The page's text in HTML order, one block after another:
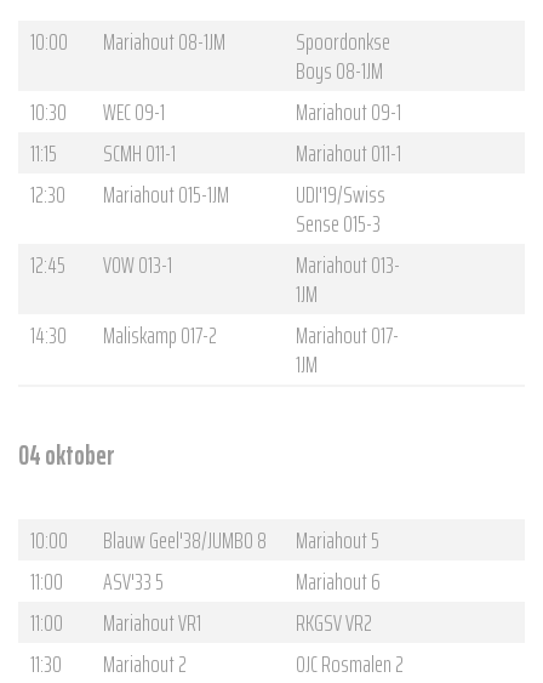
10:00 Mariahout O8-1JM
Spoordonkse
Boys O8-1JM
10:30
WEC O9-1
Mariahout O9-1
11:15
SCMH O11-1
Mariahout O11-1
12:30
Mariahout O15-1JM
UDI'19/Swiss
Sense O15-3
12:45
VOW O13-1
Mariahout O13-
1JM
14:30
Maliskamp O17-2
Mariahout O17-
1JM
04 oktober
10:00 Blauw Geel'38/JUMBO 8
Mariahout 5
11:00
ASV'33 5
Mariahout 6
11:00
Mariahout VR1
RKGSV VR2
11:30
Mariahout 2
OJC Rosmalen 2